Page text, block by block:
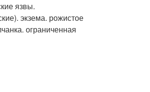
язвы.
экзема. рожистое
ограниченная